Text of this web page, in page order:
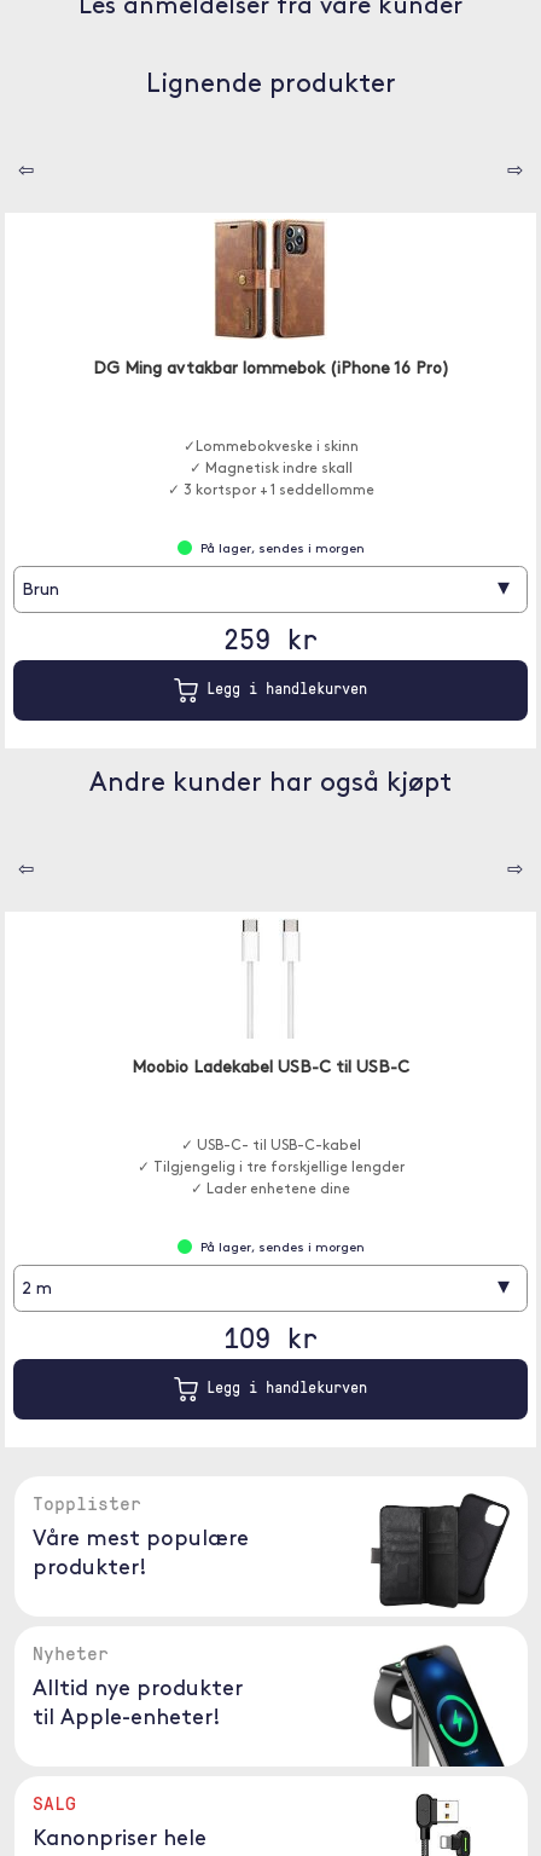
Les anmeldelser fra våre kunder
Lignende produkter
⇦ ⇨
DG Ming avtakbar lommebok (iPhone 16 Pro)
✓Lommebokveske i skinn
✓ Magnetisk indre skall
✓ 3 kortspor + 1 seddellomme
På lager, sendes i morgen
Brun ▾
259 kr
Legg i handlekurven
Andre kunder har også kjøpt
⇦ ⇨
Moobio Ladekabel USB-C til USB-C
✓ USB-C- til USB-C-kabel
✓ Tilgjengelig i tre forskjellige lengder
✓ Lader enhetene dine
På lager, sendes i morgen
2 m ▾
109 kr
Legg i handlekurven
Topplister
Våre mest populære
produkter!
Nyheter
Alltid nye produkter
til Apple-enheter!
SALG
Kanonpriser hele